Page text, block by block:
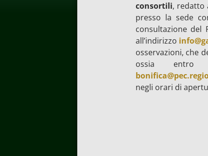
consortili, redatto
presso la sede
consultazione del
all’indirizzo
osservazioni, che
ossia entro
negli orari di